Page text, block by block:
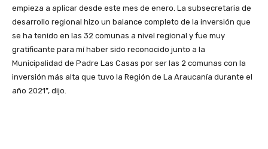
empieza a aplicar desde este mes de enero. La subsecretaria de
desarrollo regional hizo un balance completo de la inversión que
se ha tenido en las 32 comunas a nivel regional y fue muy
gratificante para mí haber sido reconocido junto a la
Municipalidad de Padre Las Casas por ser las 2 comunas con la
inversión más alta que tuvo la Región de La Araucanía durante el
año 2021”, dijo.